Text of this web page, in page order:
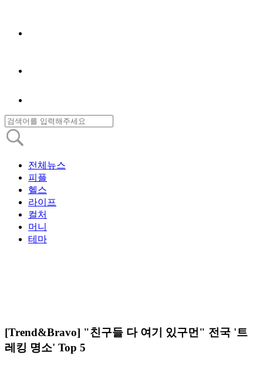
전체뉴스
피플
헬스
라이프
컬처
머니
테마
[Trend&Bravo] "친구들 다 여기 있구먼" 전국 '트
레킹 명소' Top 5